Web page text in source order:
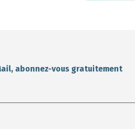
abonnez-vous gratuitement